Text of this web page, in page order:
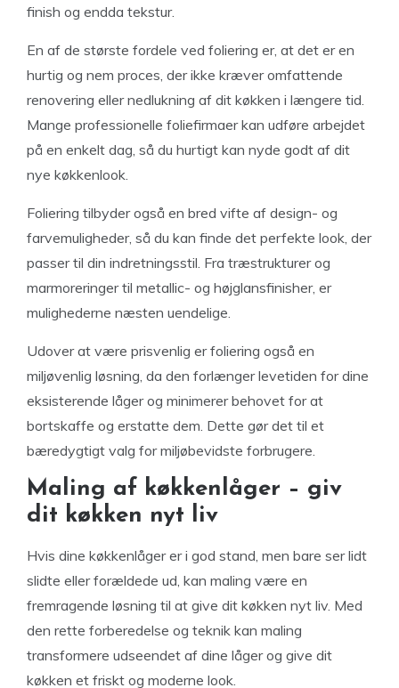
finish og endda tekstur.
En af de største fordele ved foliering er, at det er en
hurtig og nem proces, der ikke kræver omfattende
renovering eller nedlukning af dit køkken i længere tid.
Mange professionelle foliefirmaer kan udføre arbejdet
på en enkelt dag, så du hurtigt kan nyde godt af dit
nye køkkenlook.
Foliering tilbyder også en bred vifte af design- og
farvemuligheder, så du kan finde det perfekte look, der
passer til din indretningsstil. Fra træstrukturer og
marmoreringer til metallic- og højglansfinisher, er
mulighederne næsten uendelige.
Udover at være prisvenlig er foliering også en
miljøvenlig løsning, da den forlænger levetiden for dine
eksisterende låger og minimerer behovet for at
bortskaffe og erstatte dem. Dette gør det til et
bæredygtigt valg for miljøbevidste forbrugere.
Maling af køkkenlåger – giv
dit køkken nyt liv
Hvis dine køkkenlåger er i god stand, men bare ser lidt
slidte eller forældede ud, kan maling være en
fremragende løsning til at give dit køkken nyt liv. Med
den rette forberedelse og teknik kan maling
transformere udseendet af dine låger og give dit
køkken et friskt og moderne look.